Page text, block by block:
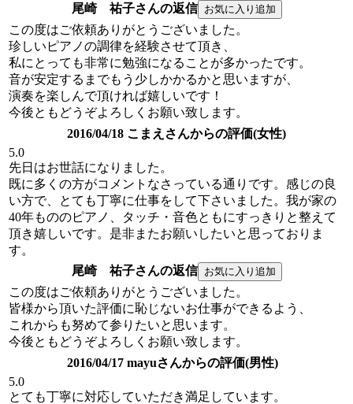
尾崎 祐子さんの返信
この度はご依頼ありがとうございました。
珍しいピアノの調律を経験させて頂き、
私にとっても非常に勉強になることが多かったです。
音が安定するまでもう少しかかるかと思いますが、
演奏を楽しんで頂ければ嬉しいです！
今後ともどうぞよろしくお願い致します。
2016/04/18 こまえさんからの評価(女性)
5.0
先日はお世話になりました。
既に多くの方がコメントなさっている通りです。感じの良
い方で、とても丁寧に仕事をして下さいました。我が家の
40年もののピアノ、タッチ・音色ともにすっきりと整えて
頂き嬉しいです。是非またお願いしたいと思っておりま
す。
尾崎 祐子さんの返信
この度はご依頼ありがとうございました。
皆様から頂いた評価に恥じないお仕事ができるよう、
これからも努めて参りたいと思います。
今後ともどうぞよろしくお願い致します。
2016/04/17 mayuさんからの評価(男性)
5.0
とても丁寧に対応していただき満足しています。